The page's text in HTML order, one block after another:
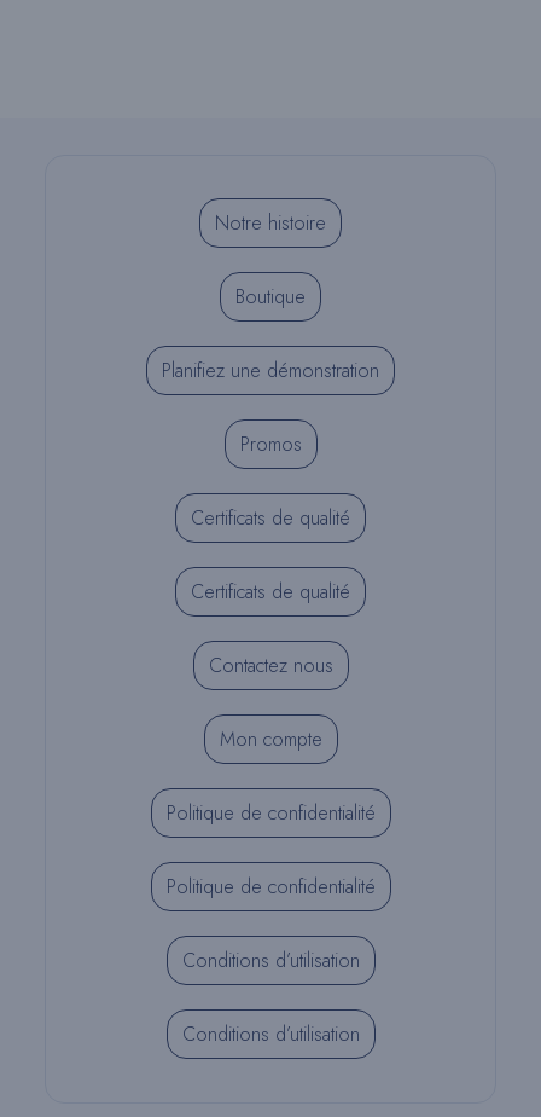
Notre histoire
Boutique
Planifiez une démonstration
Promos
Certificats de qualité
Certificats de qualité
Contactez nous
Mon compte
Politique de confidentialité
Politique de confidentialité
Conditions d’utilisation
Conditions d’utilisation